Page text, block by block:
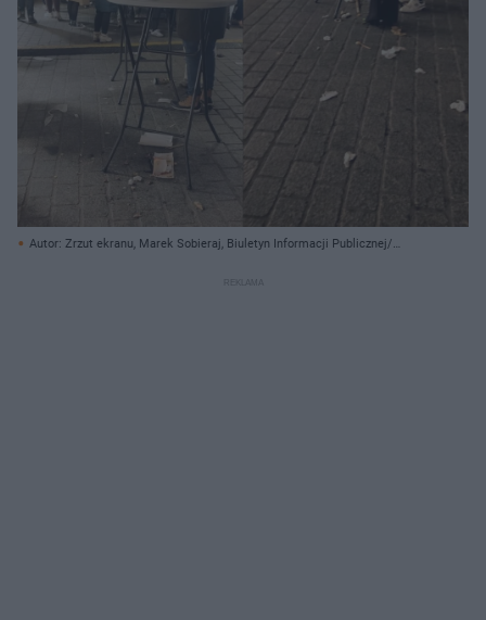
Autor: Zrzut ekranu, Marek Sobieraj, Biuletyn Informacji Publicznej/